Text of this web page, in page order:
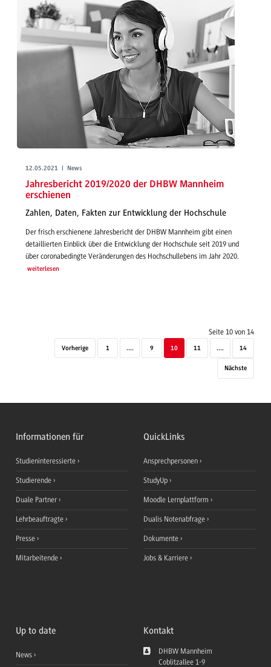
12.05.2021 | News
Jahresbericht 2019/2020 der DHBW Mannheim
erschienen
Zahlen, Daten, Fakten zur Entwicklung der Hochschule
Der frisch erschienene Jahresbericht der DHBW Mannheim gibt einen
detaillierten Einblick über die Entwicklung der Hochschule seit 2019 und
über coronabedingte Veränderungen des Hochschullebens im Jahr 2020.
weiterlesen
Seite 10 von 14
Vorherige 1 .... 9 10 11 .... 14
Nächste
Informationen für
Studieninteressierte
Studierende
Duale Partner
Lehrbeauftragte
Presse
Mitarbeitende
QuickLinks
Ansprechpersonen
StudyUp
Moodle Lernplattform
Dualis Notenabfrage
Dokumente
Jobs & Karriere
Up to date
News
Kontakt
DHBW Mannheim
Coblitzallee 1-9